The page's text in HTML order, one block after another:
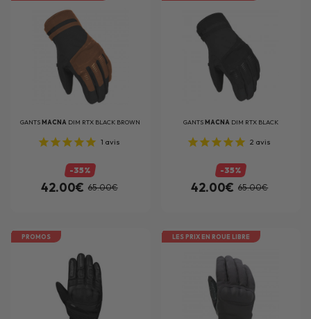
GANTSMACNA DIM RTX BLACK BROWN
1 avis
-35%
42.00€ 65.00€
GANTSMACNA DIM RTX BLACK
2 avis
-35%
42.00€ 65.00€
PROMOS LES PRIX EN ROUE LIBRE